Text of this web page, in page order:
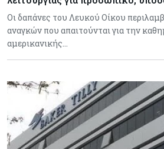
Οι δαπάνες του Λευκού Οίκου
αναγκών που απαιτούνται για την
αμερικανικής…